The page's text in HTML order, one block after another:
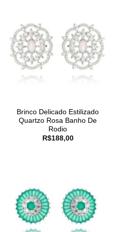
Brinco Delicado Estilizado
Quartzo Rosa Banho De
Rodio
R$188,00